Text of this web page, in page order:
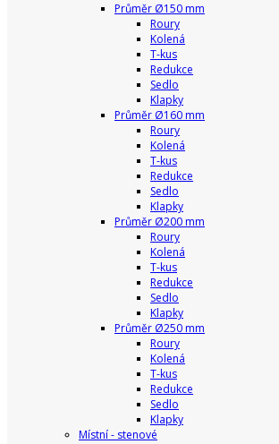
Průměr Ø150 mm
Roury
Kolená
T-kus
Redukce
Sedlo
Klapky
Průměr Ø160 mm
Roury
Kolená
T-kus
Redukce
Sedlo
Klapky
Průměr Ø200 mm
Roury
Kolená
T-kus
Redukce
Sedlo
Klapky
Průměr Ø250 mm
Roury
Kolená
T-kus
Redukce
Sedlo
Klapky
Místní - stenové